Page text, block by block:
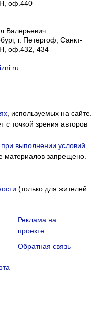
Н, оф.440
Валерьевич
г. Петергоф, Санкт-
Н, оф.432, 434
, используемых на сайте.
с точкой зрения авторов
при выполнении условий.
материалов запрещено.
(только для жителей
Реклама на
проекте
Обратная связь